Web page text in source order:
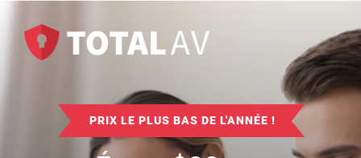
PRIX LE PLUS BAS DE L'ANNÉE !